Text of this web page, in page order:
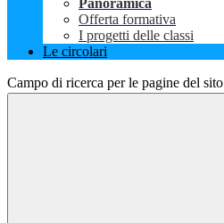
Panoramica
Offerta formativa
I progetti delle classi
Le circolari
Campo di ricerca per le pagine del sito